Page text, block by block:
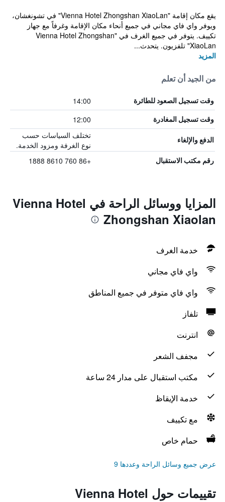
يقع مكان إقامة "Vienna Hotel Zhongshan XiaoLan" في تشونغشان،
ويوفر واي فاي مجاني في جميع أنحاء مكان الإقامة وغرفاً مع جهاز
تكييف. يتوفر في جميع الغرف في "Vienna Hotel Zhongshan
XiaoLan" تلفزيون. يتحدث...
المزيد
من الجيد أن تعلم
وقت تسجيل الصعود للطائرة 14:00
وقت تسجيل المغادرة 12:00
الدفع والإلغاء
تختلف السياسات حسب
نوع الغرفة ومزود الخدمة.
رقم مكتب الاستقبال +86 760 8610 1888
المزايا ووسائل الراحة في Vienna Hotel
Zhongshan Xiaolan
خدمة الغرف
واي فاي مجاني
واي فاي متوفر في جميع المناطق
تلفاز
انترنت
مجفف الشعر
مكتب استقبال على مدار 24 ساعة
خدمة الإيقاظ
مع تكييف
حمام خاص
عرض جميع وسائل الراحة وعددها 9
تقييمات حول Vienna Hotel